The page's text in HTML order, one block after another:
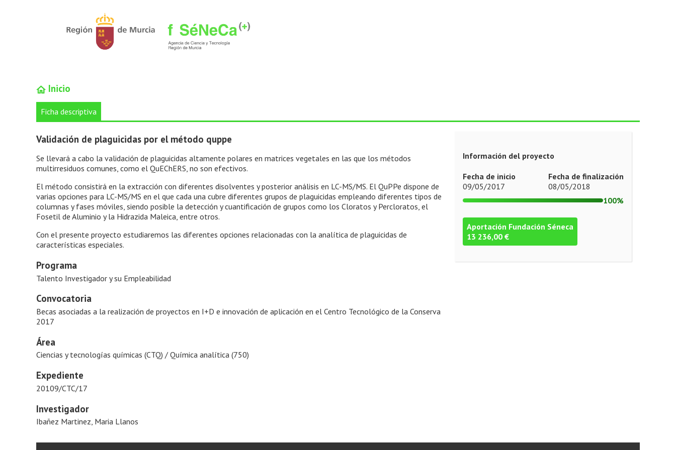
Inicio
Ficha descriptiva
Validación de plaguicidas por el método quppe
Se llevará a cabo la validación de plaguicidas altamente polares en matrices vegetales en las que los métodos
multirresiduos comunes, como el QuEChERS, no son efectivos.
El método consistirá en la extracción con diferentes disolventes y posterior análisis en LC-MS/MS. El QuPPe dispone de
varias opciones para LC-MS/MS en el que cada una cubre diferentes grupos de plaguicidas empleando diferentes tipos de
columnas y fases móviles, siendo posible la detección y cuantificación de grupos como los Cloratos y Percloratos, el
Fosetil de Aluminio y la Hidrazida Maleica, entre otros.
Con el presente proyecto estudiaremos las diferentes opciones relacionadas con la analítica de plaguicidas de
características especiales.
Programa
Talento Investigador y su Empleabilidad
Convocatoria
Becas asociadas a la realización de proyectos en I+D e innovación de aplicación en el Centro Tecnológico de la Conserva
2017
Área
Ciencias y tecnologías químicas (CTQ) / Química analítica (750)
Expediente
20109/CTC/17
Investigador
Ibañez Martinez, Maria Llanos
Información del proyecto
Fecha de inicio
09/05/2017
Fecha de finalización
08/05/2018
100%
Aportación Fundación Séneca
13 236,00 €